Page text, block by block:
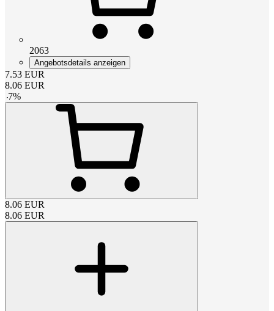
2063
Angebotsdetails anzeigen
7.53 EUR
8.06 EUR
-7%
8.06 EUR
8.06 EUR